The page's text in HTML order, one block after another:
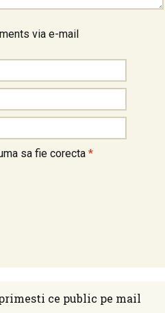
via e-mail
sa fie corecta *
ce public pe mail